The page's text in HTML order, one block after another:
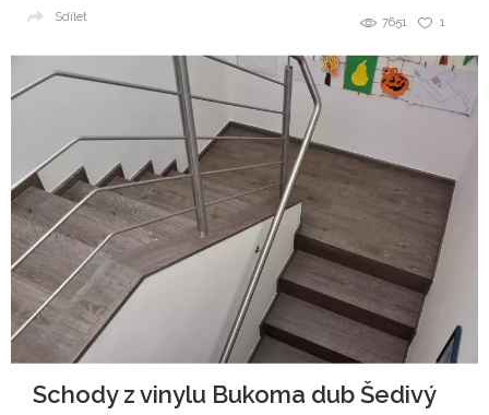
1
7651
Sdílet
Schody z vinylu Bukoma dub Šedivý